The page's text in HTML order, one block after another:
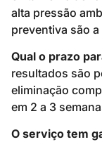
alta pressão
preventiva são
Qual o prazo
resultados são
eliminação
em 2 a 3
O serviço tem